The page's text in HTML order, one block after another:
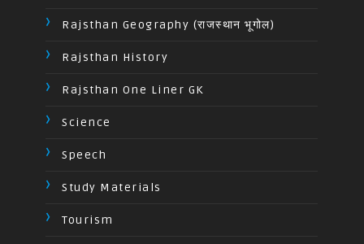
Rajsthan Geography (राजस्थान भूगोल)
Rajsthan History
Rajsthan One Liner GK
Science
Speech
Study Materials
Tourism